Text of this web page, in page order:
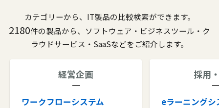
カテゴリーから、IT製品の比較検索ができます。
2180件の製品から、ソフトウェア・ビジネスツール・ク
ラウドサービス・SaaSなどをご紹介します。
経営企画
ワークフローシステム
採用
eラーニングシ